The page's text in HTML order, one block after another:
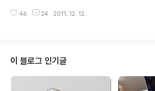
결되기도 하는데요. 하지만, 공장초기화를 해도 문제가 해
을 겁니다. 커뮤니티 등에서 보면 오버클럭을을 하면 무엇
좀 더 빠른 속도를 위해서이고, 나머지 하나는 배터리를 좀
더 오래 쓰게끔 하기 위해서 입니다. 엄연하게 따지만 배터
리를 좀 더 오래 쓰게 하기 위해서 SetCPU 어플에서 설정
하는 것은 오버클럭이라고 말하기 보다는 클럭 조절을 통
46 24 2011. 12. 12.
이 블로그 인기글